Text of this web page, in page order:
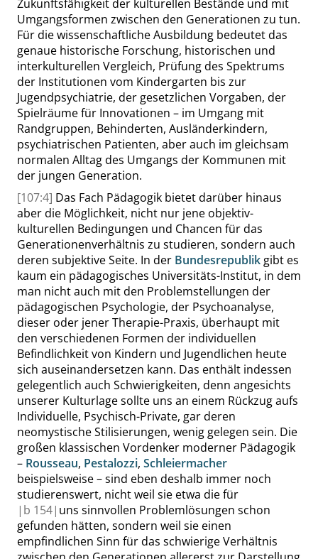
Zukunftsfähigkeit der kulturellen Bestände und mit
Umgangsformen zwischen den Generationen zu tun.
Für die wissenschaftliche Ausbildung bedeutet das
genaue historische Forschung, historischen und
interkulturellen Vergleich, Prüfung des Spektrums
der Institutionen vom Kindergarten bis zur
Jugendpsychiatrie, der gesetzlichen Vorgaben, der
Spielräume für Innovationen – im Umgang mit
Randgruppen, Behinderten, Ausländerkindern,
psychiatrischen Patienten, aber auch im gleichsam
normalen Alltag des Umgangs der Kommunen mit
der jungen Generation.
[107:4] Das Fach Pädagogik bietet darüber hinaus
aber die Möglichkeit, nicht nur jene objektiv-
kulturellen Bedingungen und Chancen für das
Generationenverhältnis zu studieren, sondern auch
deren subjektive Seite. In der Bundesrepublik gibt es
kaum ein pädagogisches Universitäts-Institut, in dem
man nicht auch mit den Problemstellungen der
pädagogischen Psychologie, der Psychoanalyse,
dieser oder jener Therapie-Praxis, überhaupt mit
den verschiedenen Formen der individuellen
Befindlichkeit von Kindern und Jugendlichen heute
sich auseinandersetzen kann. Das enthält indessen
gelegentlich auch Schwierigkeiten, denn angesichts
unserer Kulturlage sollte uns an einem Rückzug aufs
Individuelle, Psychisch-Private, gar deren
neomystische Stilisierungen, wenig gelegen sein. Die
großen klassischen Vordenker moderner Pädagogik
– Rousseau, Pestalozzi, Schleiermacher
beispielsweise – sind eben deshalb immer noch
studierenswert, nicht weil sie etwa die für
| b 154| uns sinnvollen Problemlösungen schon
gefunden hätten, sondern weil sie einen
empfindlichen Sinn für das schwierige Verhältnis